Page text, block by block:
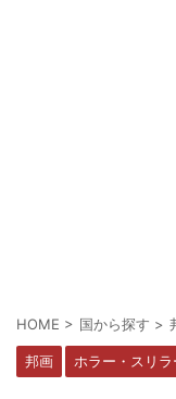
HOME > 国から探す >
邦画 ホラー・スリラ